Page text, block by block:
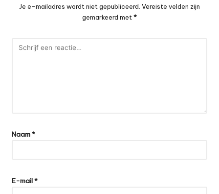
Je e-mailadres wordt niet gepubliceerd. Vereiste velden zijn
gemarkeerd met*
Naam*
E-mail*